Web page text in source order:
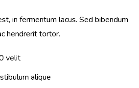
in fermentum lacus. Sed bibendum
hendrerit tortor.
velit
alique